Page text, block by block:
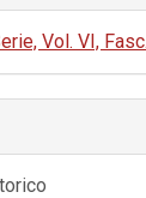
Vol. VI,